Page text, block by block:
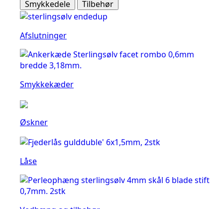
Smykkedele Tilbehør
Afslutninger
Smykkekæder
Øskner
Låse